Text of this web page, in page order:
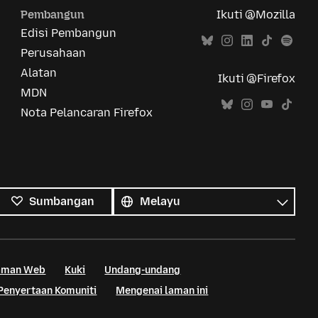
Pembangun
Edisi Pembangun
Perusahaan
Alatan
MDN
Nota Pelancaran Firefox
Ikuti @Mozilla
Ikuti @Firefox
Sumbangan
bahasa
Bahasa
Web Kuki
Undang-undang
Komuniti
Mengenai laman ini